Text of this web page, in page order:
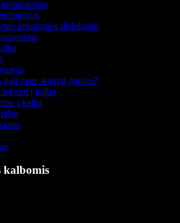
programos disleksijai
man skaityti garsiai?
į kalbą
į kalbą
kalbomis